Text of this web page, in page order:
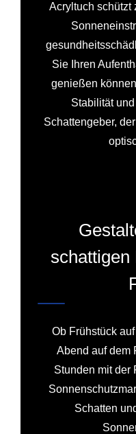
Acryltuch schützt
Sie Ihren
genießen
Stabilität
Schattengeber,
schattigen
Ob Frühstück
Abend auf dem
Stunden mit der
Schatten